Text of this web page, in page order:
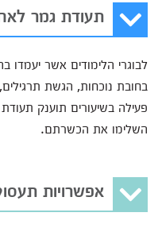
תעודת גמר
לבוגרי הלימודים אשר יעמדו
בחובת נוכחות, הגשת
פעילה בשיעורים תוענק
השלימו את הכשרתם.
אפשרויות